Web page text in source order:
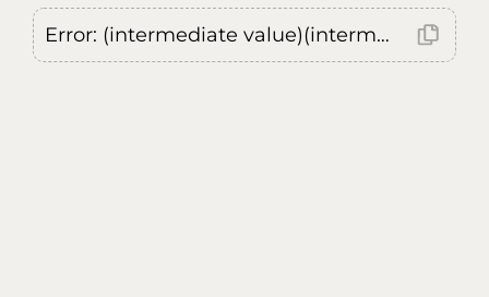
Error: (intermediate value)(intermediate value)(intermediate value).replaceAll is not a function